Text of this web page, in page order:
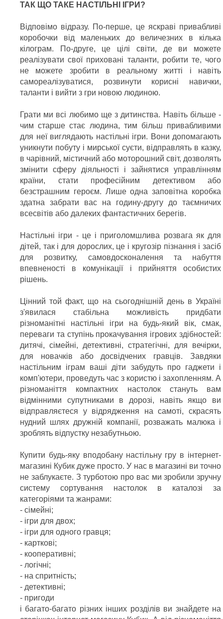
ТАК ЩО ТАКЕ НАСТІЛЬНІ ІГРИ?
Відповімо відразу. По-перше, це яскраві привабливі
коробочки від маленьких до величезних в кілька
кілограм. По-друге, це цілі світи, де ви можете
реалізувати свої приховані таланти, робити те, чого
не можете зробити в реальному житті і навіть
самореалізуватися, розвинути корисні навички,
таланти і вийти з гри новою людиною.
Грати ми всі любимо ще з дитинства. Навіть більше -
чим старше стає людина, тим більш привабливими
для неї виглядають настільні ігри. Вони допомагають
уникнути побуту і мирської суєти, відправлять в казку,
в чарівний, містичний або моторошний світ, дозволять
змінити сферу діяльності і зайнятися управлінням
країни, стати професійним детективом або
безстрашним героєм. Лише одна заповітна коробка
здатна забрати вас на годину-другу до таємничих
всесвітів або далеких фантастичних берегів.
Настільні ігри - це і приголомшлива розвага як для
дітей, так і для дорослих, це і кругозір пізнання і засіб
для розвитку, самовдосконалення та набуття
впевненості в комунікації і прийняття особистих
рішень.
Цінний той факт, що на сьогоднішній день в Україні
з'явилася стабільна можливість придбати
різноманітні настільні ігри на будь-який вік, смак,
переваги та ступінь прокачування ігрових здібностей:
дитячі, сімейні, детективні, стратегічні, для вечірки,
для новачків або досвідчених гравців. Завдяки
настільним іграм ваші діти забудуть про гаджети і
комп'ютери, проведуть час з користю і захопленням. А
різноманіття компактних настолок стануть вам
відмінними супутниками в дорозі, навіть якщо ви
відправляєтеся у відрядження на самоті, скрасять
нудний шлях дружній компанії, розважать малюка і
зроблять відпустку незабутньою.
Купити будь-яку вподобану настільну гру в інтернет-
магазині Кубик дуже просто. У нас в магазині ви точно
не заблукаєте. З турботою про вас ми зробили зручну
систему сортування настолок в каталозі за
категоріями та жанрами:
- сімейні;
- ігри для двох;
- ігри для одного гравця;
- карткові;
- кооперативні;
- логічні;
- на спритність;
- детективні;
- пригоди
і багато-багато різних інших розділів ви знайдете на